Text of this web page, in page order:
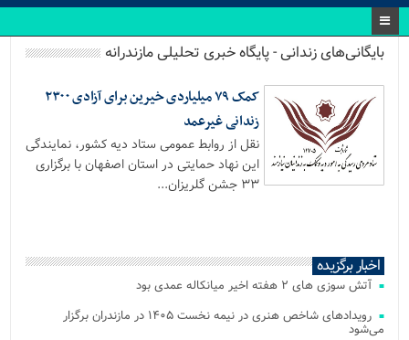
بایگانی‌های زندانی - پایگاه خبری تحلیلی مازندرانه
کمک ۷۹ میلیاردی خیرین برای آزادی ۲۳۰۰
زندانی غیرعمد
نقل از روابط عمومی ستاد دیه کشور، نمایندگی
این نهاد حمایتی در استان اصفهان با برگزاری
۳۳ جشن گلریزان...
اخبار برگزیده
آتش‌ سوزی‌ های ۲ هفته اخیر میانکاله عمدی بود
رویدادهای شاخص هنری در نیمه نخست ۱۴۰۵ در مازندران برگزار
می‌شود